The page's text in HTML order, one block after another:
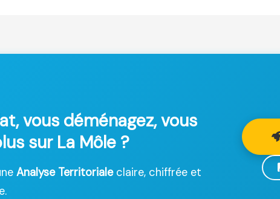
vous déménagez, vous
sur La Môle ?
Analyse Territorialeclaire, chiffrée et